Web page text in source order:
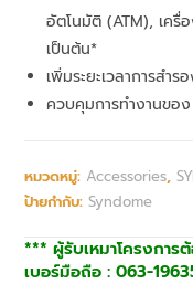
อัตโนมัติ (ATM), เครื่
เป็นต้น*
เพิ่มระยะเวลาการสำ
ควบคุมการทำงานขอ
หมวดหมู่: Accessories,
ป้ายกำกับ:Syndome
*** ผู้รับเหมาโครงการ
เบอร์มือถือ : 063-